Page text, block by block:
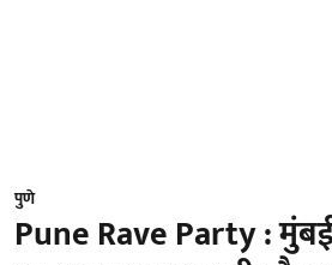
पुणे
Pune Rave Party :